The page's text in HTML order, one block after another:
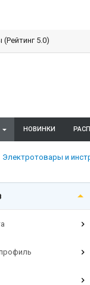
5.0)
НОВИНКИ
Электротовары и